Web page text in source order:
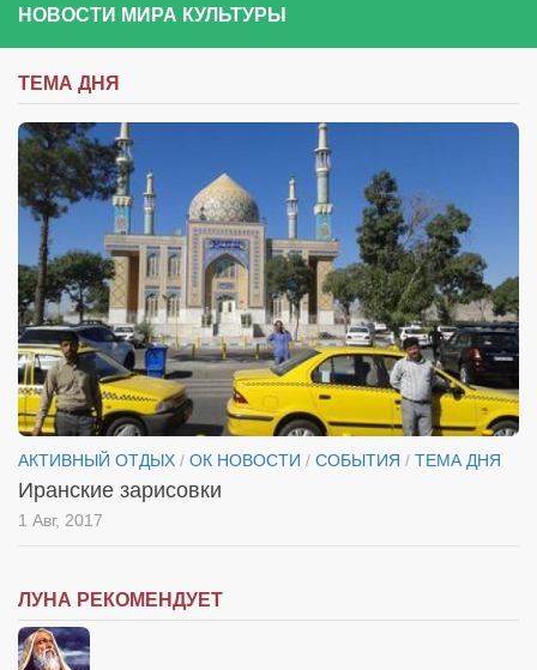
НОВОСТИ МИРА КУЛЬТУРЫ
ТЕМА ДНЯ
АКТИВНЫЙ ОТДЫХ / ОК НОВОСТИ / СОБЫТИЯ / ТЕМА ДНЯ
Иранские зарисовки
1 Авг, 2017
ЛУНА РЕКОМЕНДУЕТ